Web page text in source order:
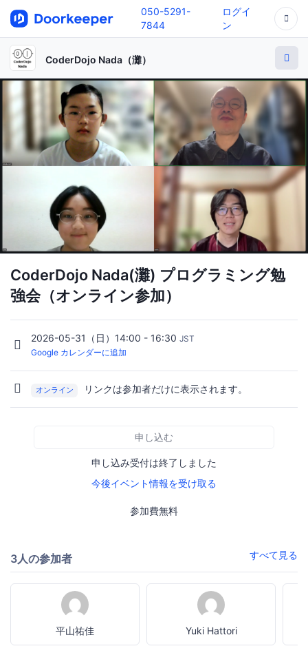
050-5291-
7844
ログイ
ン
CoderDojo Nada（灘）
CoderDojo Nada(灘) プログラミング勉
強会（オンライン参加）
2026-05-31（日）14:00 - 16:30 JST
Google カレンダーに追加
オンライン リンクは参加者だけに表示されます。
申し込む
申し込み受付は終了しました
今後イベント情報を受け取る
参加費無料
3人の参加者 すべて見る
平山祐佳 Yuki Hattori